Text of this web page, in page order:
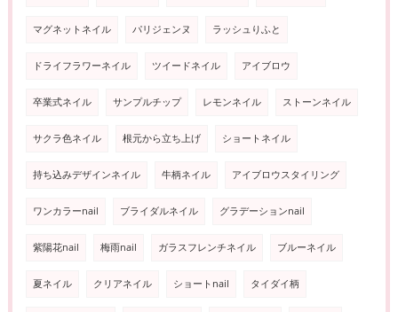
マグネットネイル パリジェンヌ ラッシュりふと
ドライフラワーネイル ツイードネイル アイブロウ
卒業式ネイル サンプルチップ レモンネイル ストーンネイル
サクラ色ネイル 根元から立ち上げ ショートネイル
持ち込みデザインネイル 牛柄ネイル アイブロウスタイリング
ワンカラーnail ブライダルネイル グラデーションnail
紫陽花nail 梅雨nail ガラスフレンチネイル ブルーネイル
夏ネイル クリアネイル ショートnail タイダイ柄